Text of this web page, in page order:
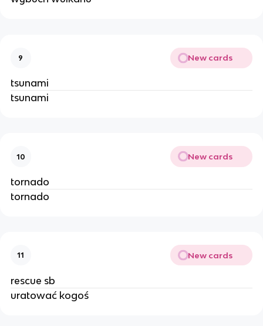
9 New cards
tsunami
tsunami
10 New cards
tornado
tornado
11 New cards
rescue sb
uratować kogoś